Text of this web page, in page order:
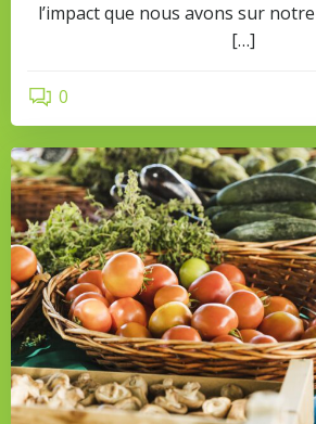
l’impact que nous avons sur
[…]
0